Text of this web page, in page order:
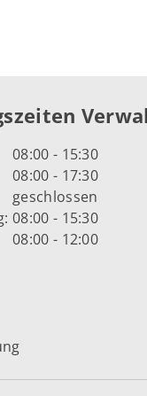
08:00 - 15:30
08:00 - 17:30
geschlossen
08:00 - 15:30
08:00 - 12:00